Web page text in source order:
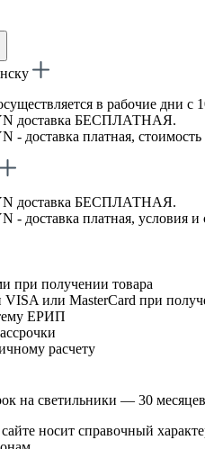
в рабочие дни с
доставка БЕСПЛАТНАЯ.
- доставка платная,
доставка БЕСПЛАТНАЯ.
- доставка платная, условия и
при получении товара
VISA или MasterCard при
ЕРИП
расчету
на светильники — 30
носит справочный